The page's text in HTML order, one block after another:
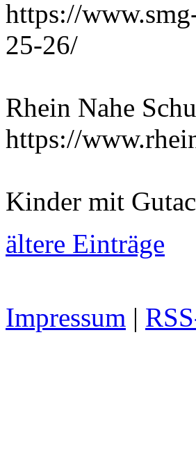
https://
25-26/
Rhein Nahe
https://
Kinder mit
ältere Einträge
Impressum |